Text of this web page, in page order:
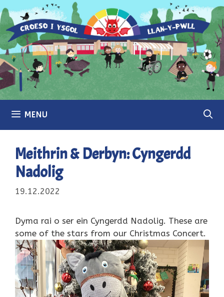
Skip
to
content
MENU
Meithrin & Derbyn: Cyngerdd
Nadolig
19.12.2022
Dyma rai o ser ein Cyngerdd Nadolig. These are
some of the stars from our Christmas Concert.